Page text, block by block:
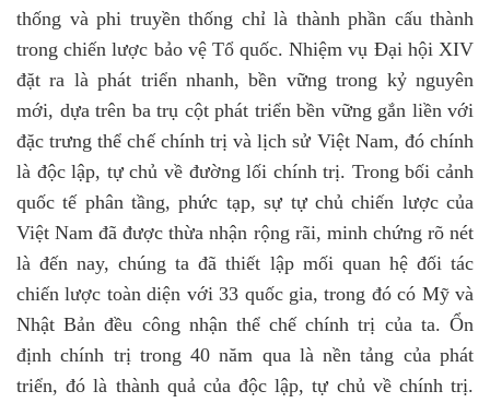
thống và phi truyền thống chỉ là thành phần cấu thành
trong chiến lược bảo vệ Tổ quốc. Nhiệm vụ Đại hội XIV
đặt ra là phát triển nhanh, bền vững trong kỷ nguyên
mới, dựa trên ba trụ cột phát triển bền vững gắn liền với
đặc trưng thể chế chính trị và lịch sử Việt Nam, đó chính
là độc lập, tự chủ về đường lối chính trị. Trong bối cảnh
quốc tế phân tầng, phức tạp, sự tự chủ chiến lược của
Việt Nam đã được thừa nhận rộng rãi, minh chứng rõ nét
là đến nay, chúng ta đã thiết lập mối quan hệ đối tác
chiến lược toàn diện với 33 quốc gia, trong đó có Mỹ và
Nhật Bản đều công nhận thể chế chính trị của ta. Ổn
định chính trị trong 40 năm qua là nền tảng của phát
triển, đó là thành quả của độc lập, tự chủ về chính trị.